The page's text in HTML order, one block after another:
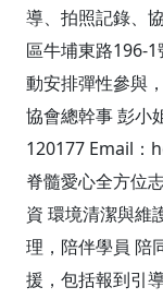
導、拍照記錄、
區牛埔東路196-
動安排彈性參與
協會總幹事 彭小
120177 Email：
脊髓愛心全方位
資 環境清潔與維
理，陪伴學員 陪
援，包括報到引